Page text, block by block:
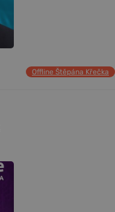
Offline Štěpána Křečka